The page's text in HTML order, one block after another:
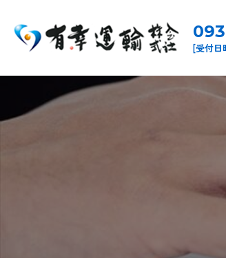
[受付日